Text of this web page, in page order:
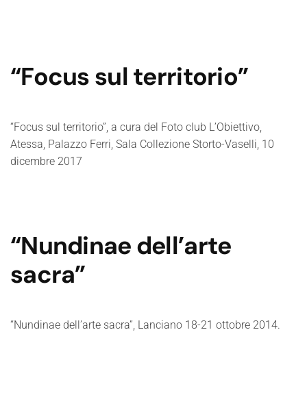
“Focus sul territorio”
“Focus sul territorio”, a cura del Foto club L’Obiettivo,
Atessa, Palazzo Ferri, Sala Collezione Storto-Vaselli, 10
dicembre 2017
“Nundinae dell’arte
sacra”
“Nundinae dell’arte sacra”, Lanciano 18-21 ottobre 2014.